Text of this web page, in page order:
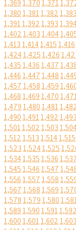
1,3691,3701,371
1,3801,3811,3821,383
1,3911,3921,393
1,4021,4031,404
1,4131,4141,4151,416
1,4241,4251,426
1,4351,4361,437
1,4461,4471,448
1,4571,4581,459
1,4681,4691,470
1,4791,4801,481
1,4901,4911,4921,493
1,5011,5021,503
1,5121,5131,5141,515
1,5231,5241,525
1,5341,5351,536
1,5451,5461,547
1,5561,5571,558
1,5671,5681,569
1,5781,5791,580
1,5891,5901,5911,592
1,6001,6011,6021,603